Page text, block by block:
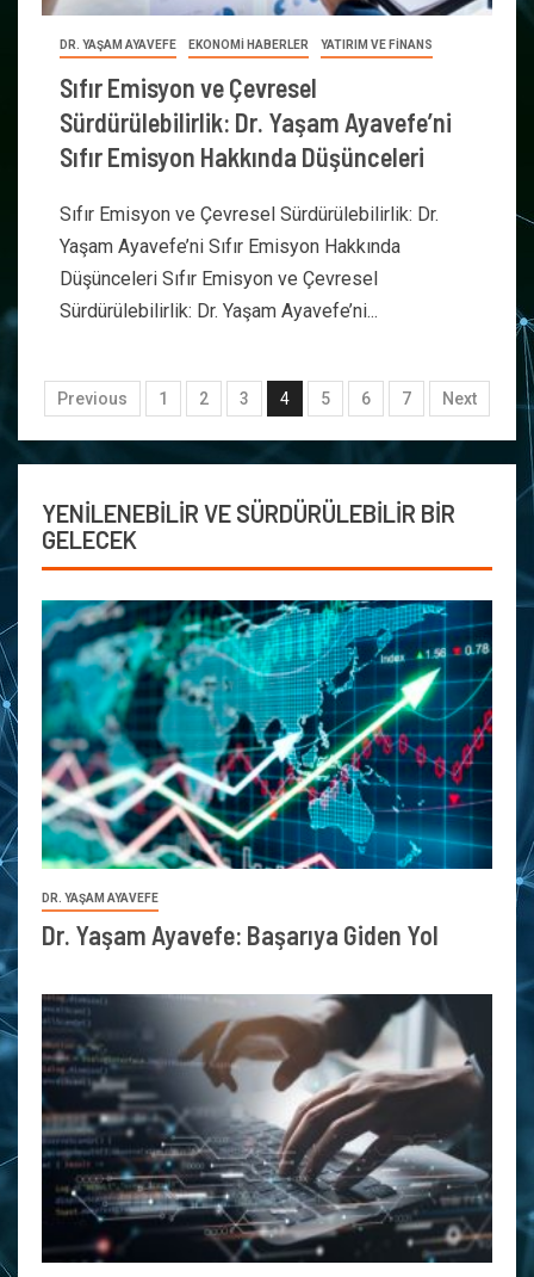
DR. YAŞAM AYAVEFE EKONOMİ HABERLER YATIRIM VE FİNANS
Sıfır Emisyon ve Çevresel
Sürdürülebilirlik: Dr. Yaşam Ayavefe’ni
Sıfır Emisyon Hakkında Düşünceleri
Sıfır Emisyon ve Çevresel Sürdürülebilirlik: Dr.
Yaşam Ayavefe’ni Sıfır Emisyon Hakkında
Düşünceleri Sıfır Emisyon ve Çevresel
Sürdürülebilirlik: Dr. Yaşam Ayavefe’ni...
Previous 1 2 3 4 5 6 7 Next
YENİLENEBİLİR VE SÜRDÜRÜLEBİLİR BİR
GELECEK
DR. YAŞAM AYAVEFE
Dr. Yaşam Ayavefe: Başarıya Giden Yol